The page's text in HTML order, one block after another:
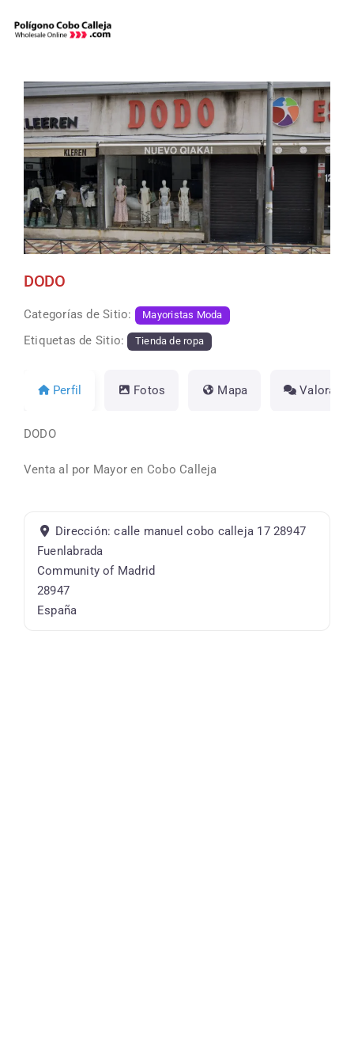
DODO
Categorías de Sitio: Mayoristas Moda
Etiquetas de Sitio: Tienda de ropa
Perfil Fotos Mapa
DODO
Venta al por Mayor en Cobo Calleja
Dirección:calle manuel cobo calleja 17 28947
Fuenlabrada
Community of Madrid
28947
España